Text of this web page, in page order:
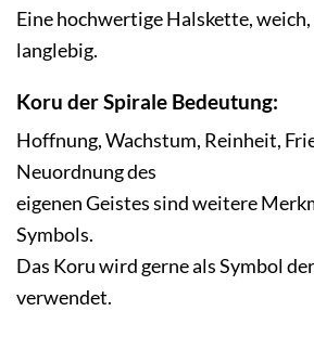
Eine hochwertige Halskette,
langlebig.
Koru der Spirale Bedeutung:
Hoffnung, Wachstum, Reinheit,
Neuordnung des
eigenen Geistes sind weitere
Symbols.
Das Koru wird gerne als Symbol
verwendet.